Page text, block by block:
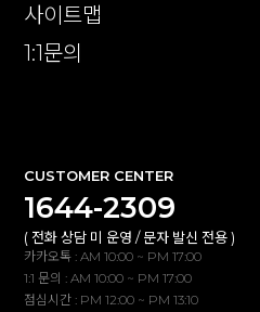
사이트맵
1:1문의
CUSTOMER CENTER
1644-2309
( 전화 상담 미 운영 / 문자 발신 전용 )
카카오톡 : AM 10:00 ~ PM 17:00
1:1 문의 : AM 10:00 ~ PM 17:00
점심시간 : PM 12:00 ~ PM 13:10